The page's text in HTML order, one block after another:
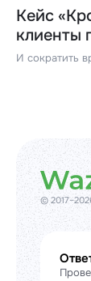
Кейс
клиенты
И сократить
©